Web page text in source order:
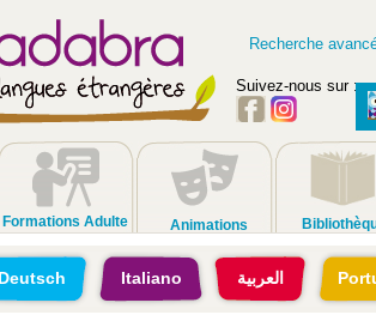
Recherche
Suivez-nous sur :
Formations Adulte Animations
Deutsch Italiano العربية